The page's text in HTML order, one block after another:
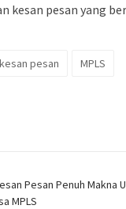
kesan pesan yang
kesan pesan MPLS
Pesan Penuh Makna
MPLS